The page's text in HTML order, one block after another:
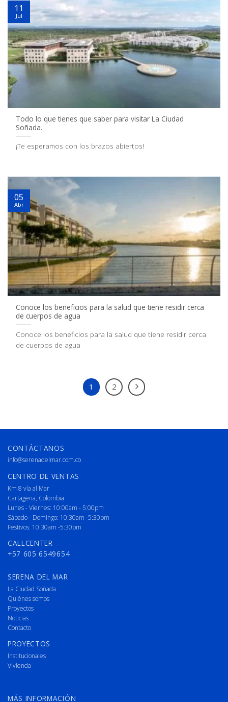
Todo lo que tienes que saber para visitar La Ciudad
Soñada.
¡Te esperamos con los brazos abiertos!
11
Jul
Conoce los beneficios para la salud que tiene residir cerca
de cuerpos de agua
Conoce los beneficios para la salud que tiene residir cerca
de cuerpos de agua
05
Abr
1 2
CONTÁCTANOS
info@serenadelmar.com.co
CENTRO DE VENTAS
Km 8 vía al Mar
Cartagena, Colombia
Lunes - Viernes: 10:00am - 5:00pm
Sábado - Domingo: 10:30am -5:30pm
Festivos: 10:30am -5:30pm
CALLCENTER
+57 605 6549654
SERENA DEL MAR
La Ciudad Soñada
Quiénes somos
Proyectos
Noticias
Contacto
PROYECTOS
Institucionales
Vivienda
MÁS INFORMACIÓN